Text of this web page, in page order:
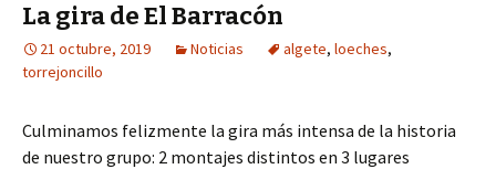
La gira de El Barracón
21 octubre, 2019 Noticias algete, loeches,
torrejoncillo
Culminamos felizmente la gira más intensa de la historia
de nuestro grupo: 2 montajes distintos en 3 lugares